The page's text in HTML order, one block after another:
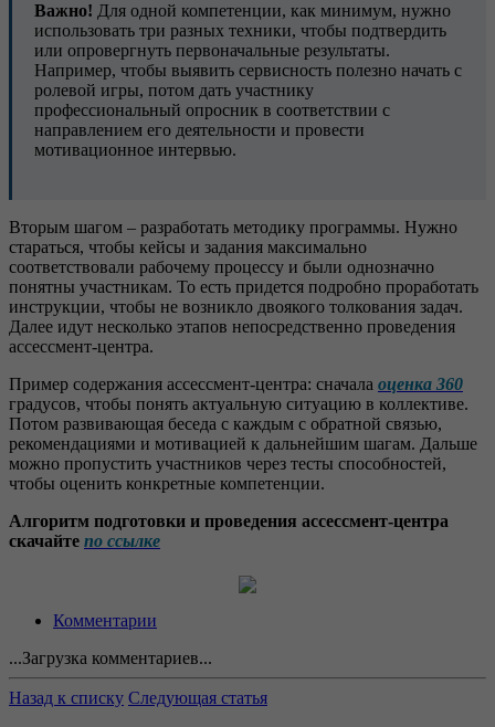
Важно! Для одной компетенции, как минимум, нужно
использовать три разных техники, чтобы подтвердить
или опровергнуть первоначальные результаты.
Например, чтобы выявить сервисность полезно начать с
ролевой игры, потом дать участнику
профессиональный опросник в соответствии с
направлением его деятельности и провести
мотивационное интервью.
Вторым шагом – разработать методику программы. Нужно
стараться, чтобы кейсы и задания максимально
соответствовали рабочему процессу и были однозначно
понятны участникам. То есть придется подробно проработать
инструкции, чтобы не возникло двоякого толкования задач.
Далее идут несколько этапов непосредственно проведения
ассессмент-центра.
Пример содержания ассессмент-центра: сначала оценка 360
градусов, чтобы понять актуальную ситуацию в коллективе.
Потом развивающая беседа с каждым с обратной связью,
рекомендациями и мотивацией к дальнейшим шагам. Дальше
можно пропустить участников через тесты способностей,
чтобы оценить конкретные компетенции.
Алгоритм подготовки и проведения ассессмент-центра
скачайте по ссылке
Комментарии
...Загрузка комментариев...
Назад к списку Следующая статья